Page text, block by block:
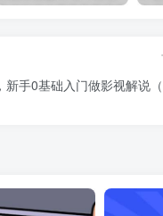
新手0基础入门做影视解说